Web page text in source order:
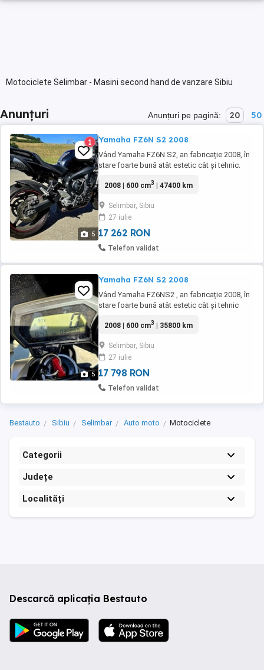
Motociclete Selimbar - Masini second hand de vanzare Sibiu
Anunțuri Anunțuri pe pagină: 20 50
5
1 Yamaha FZ6N S2 2008
Vând Yamaha FZ6N S2, an fabricație 2008, în
stare foarte bună atât estetic cât și tehnic.
Kilometraj: 47400 km în creștere Motor: 600
Michelin dot 2025 Acte în regulă Motocicleta
pornește și funcționează impecabil. ...
2008 | 600 cm3 | 47400 km
Selimbar, Sibiu
27 iulie
17 262 RON
Telefon validat
5
Yamaha FZ6N S2 2008
Vând Yamaha FZ6NS2 , an fabricație 2008, în
stare foarte bună atât estetic cât și tehnic
Kilometraj: 35800 km în creștere Motor: 600
Parbriz sport Acte în regulă Motocicleta
pornește și funcționează impecabil.
Întreținută ...
2008 | 600 cm3 | 35800 km
Selimbar, Sibiu
27 iulie
17 798 RON
Telefon validat
Bestauto Sibiu Selimbar Auto moto Motociclete
Categorii
Județe
Localități
Descarcă aplicația Bestauto